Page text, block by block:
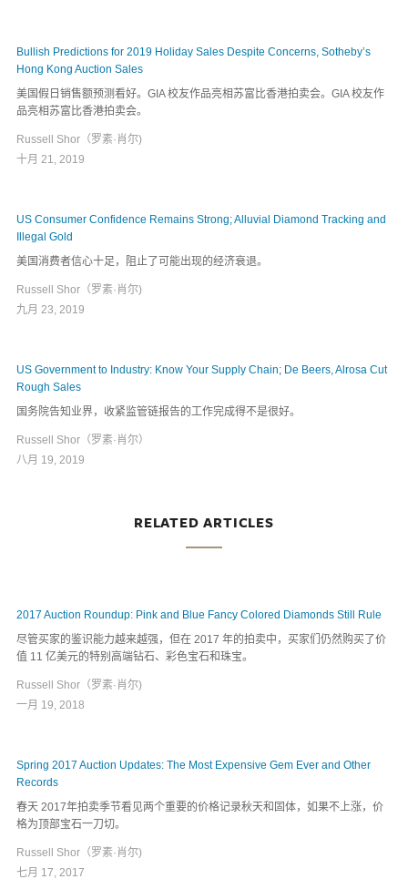
Bullish Predictions for 2019 Holiday Sales Despite Concerns, Sotheby’s
Hong Kong Auction Sales
美国假日销售额预测看好。GIA 校友作品亮相苏富比香港拍卖会。GIA 校友作
品亮相苏富比香港拍卖会。
Russell Shor（罗素·肖尔)
十月 21, 2019
US Consumer Confidence Remains Strong; Alluvial Diamond Tracking and
Illegal Gold
美国消费者信心十足，阻止了可能出现的经济衰退。
Russell Shor（罗素·肖尔)
九月 23, 2019
US Government to Industry: Know Your Supply Chain; De Beers, Alrosa Cut
Rough Sales
国务院告知业界，收紧监管链报告的工作完成得不是很好。
Russell Shor（罗素·肖尔）
八月 19, 2019
RELATED ARTICLES
2017 Auction Roundup: Pink and Blue Fancy Colored Diamonds Still Rule
尽管买家的鉴识能力越来越强，但在 2017 年的拍卖中，买家们仍然购买了价
值 11 亿美元的特别高端钻石、彩色宝石和珠宝。
Russell Shor（罗素·肖尔)
一月 19, 2018
Spring 2017 Auction Updates: The Most Expensive Gem Ever and Other
Records
春天 2017年拍卖季节看见两个重要的价格记录秋天和固体，如果不上涨，价
格为顶部宝石一刀切。
Russell Shor（罗素·肖尔)
七月 17, 2017